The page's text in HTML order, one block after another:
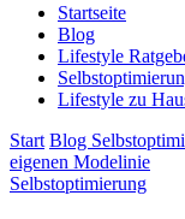
Startseite
Blog
Lifestyle
Lifestyle zu
Start Blog
eigenen Modelinie
Selbstoptimierung